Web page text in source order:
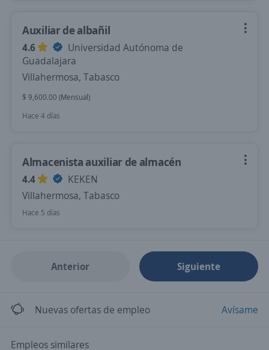
Auxiliar de albañil
4.6
Universidad Autónoma de
Guadalajara
Villahermosa, Tabasco
$ 9,600.00 (Mensual)
Hace 4 días
Almacenista auxiliar de almacén
4.4
KEKEN
Villahermosa, Tabasco
Hace 5 días
Anterior Siguiente
Nuevas ofertas de empleo Avísame
Empleos similares